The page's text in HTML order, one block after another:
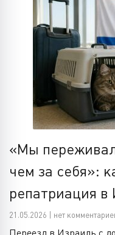
«Мы
чем за себя»:
репатриация
21.05.2026 | нет